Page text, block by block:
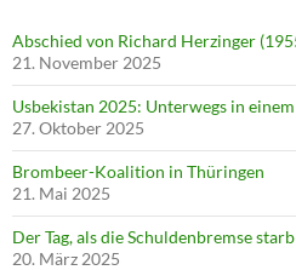
Abschied von Richard Herzinger
21. November 2025
Usbekistan 2025: Unterwegs in
27. Oktober 2025
Brombeer-Koalition in Thüringen
21. Mai 2025
Der Tag, als die Schuldenbremse starb
20. März 2025